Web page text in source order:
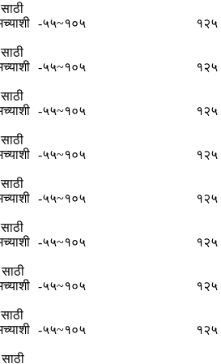
-५५~१०५ १२५
-५५~१०५ १२५
-५५~१०५ १२५
-५५~१०५ १२५
-५५~१०५ १२५
-५५~१०५ १२५
-५५~१०५ १२५
-५५~१०५ १२५